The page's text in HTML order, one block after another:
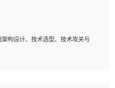
熟悉后端开发、测试、调试流程
新技术，学习能力和工作责任心
构设计、技术选型、技术攻关与